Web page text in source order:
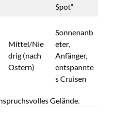
Spot“
Mittel/Nie
drig (nach
Ostern)
Sonnenanb
eter,
Anfänger,
entspannte
s Cruisen
Gelände.